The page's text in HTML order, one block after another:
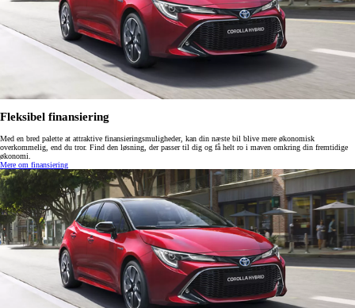
Fleksibel finansiering
Med en bred palette at attraktive finansieringsmuligheder, kan din næste bil blive mere økonomisk
overkommelig, end du tror. Find den løsning, der passer til dig og få helt ro i maven omkring din fremtidige
økonomi.
Mere om finansiering